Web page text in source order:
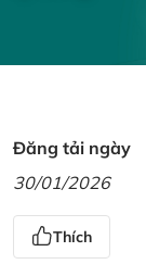
Đăng tải ngày
30/01/2026
Thích